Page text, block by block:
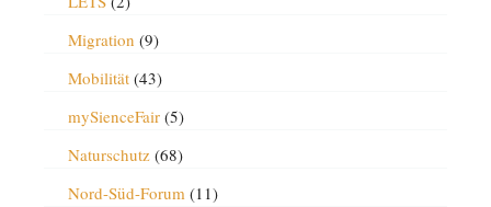
Migration (9)
Mobilität(43)
mySienceFair(5)
Naturschutz(68)
Nord-Süd-Forum(11)